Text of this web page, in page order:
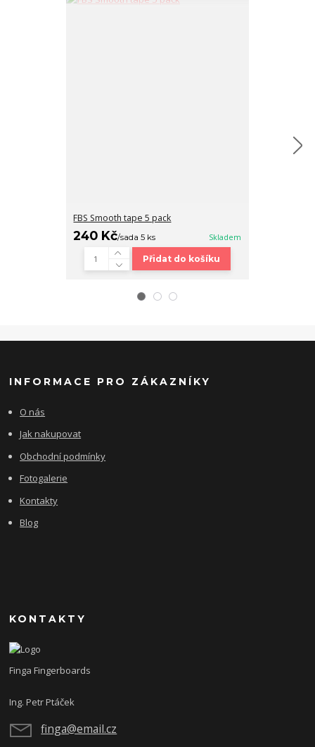
FBS Smooth tape 5 pack
240 Kč/sada 5 ks Skladem
Přidat do košíku
INFORMACE PRO ZÁKAZNÍKY
O nás
Jak nakupovat
Obchodní podmínky
Fotogalerie
Kontakty
Blog
KONTAKTY
Finga Fingerboards
Ing. Petr Ptáček
finga@email.cz